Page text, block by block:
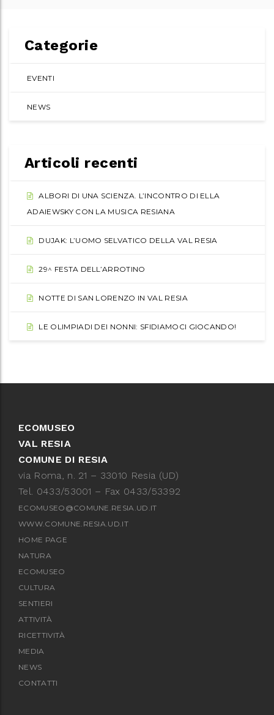
Categorie
EVENTI
NEWS
Articoli recenti
ALBORI DI UNA SCIENZA. L’INCONTRO DI ELLA
ADAIEWSKY CON LA MUSICA RESIANA
DUJAK: L’UOMO SELVATICO DELLA VAL RESIA
29^ FESTA DELL’ARROTINO
NOTTE DI SAN LORENZO IN VAL RESIA
LE OLIMPIADI DEI NONNI: SFIDIAMOCI GIOCANDO!
ECOMUSEO
VAL RESIA
COMUNE DI RESIA
via Roma, n. 21 – 33010 Resia (UD)
Tel. 0433/53001 – Fax 0433/53392
ECOMUSEO@COMUNE.RESIA.UD.IT
WWW.COMUNE.RESIA.UD.IT
HOME PAGE
NATURA
ECOMUSEO
CULTURA
SENTIERI
ATTIVITÀ
RICETTIVITÀ
MEDIA
NEWS
CONTATTI